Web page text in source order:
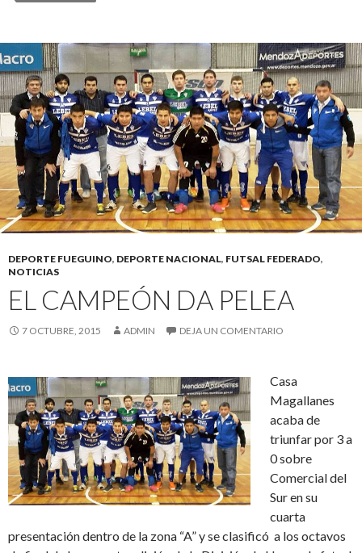
DEPORTE FUEGUINO, DEPORTE NACIONAL, FUTSAL FEDERADO,
NOTICIAS
EL CAMPEÓN DA PELEA
7 OCTUBRE, 2015 ADMIN DEJA UN COMENTARIO
Casa
Magallanes
acaba de
triunfar por 3 a
0 sobre
Comercial del
Sur en su
cuarta
presentación dentro de la zona “A” y se clasificó a los octavos